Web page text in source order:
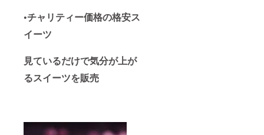
•チャリティー価格の格安ス
イーツ
見ているだけで気分が上が
るスイーツを販売